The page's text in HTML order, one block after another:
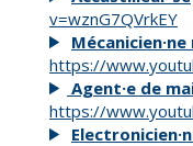
v=wznG7QVrkEY
https://
Agent·e de
https://